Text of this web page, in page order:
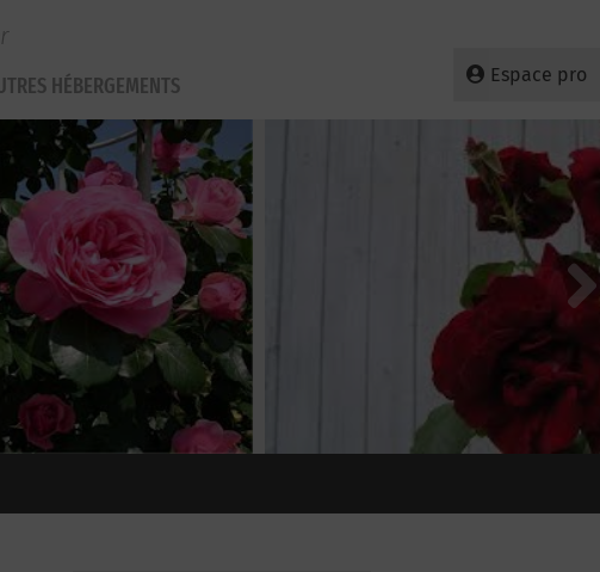
Espace pro
HÉBERGEMENTS